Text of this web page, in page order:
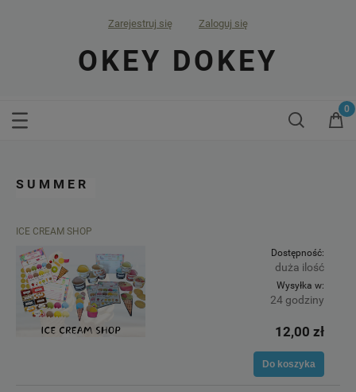
Zarejestruj się Zaloguj się
OKEY DOKEY
SUMMER
ICE CREAM SHOP
Dostępność:
duża ilość
Wysyłka w:
24 godziny
12,00 zł
Do koszyka